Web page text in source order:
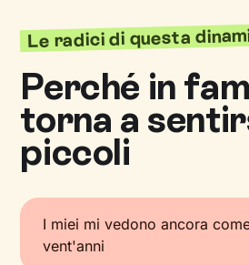
Le radici di questa
Perché in
torna a
piccoli
I miei mi vedono ancora
vent'anni